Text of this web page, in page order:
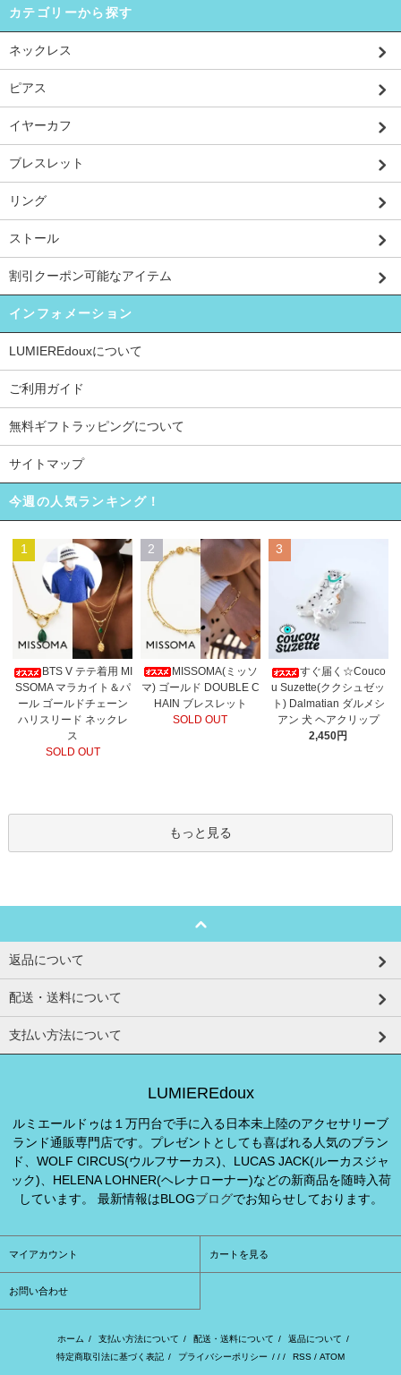
カテゴリーから探す
ネックレス
ピアス
イヤーカフ
ブレスレット
リング
ストール
割引クーポン可能なアイテム
インフォメーション
LUMIEREdouxについて
ご利用ガイド
無料ギフトラッピングについて
サイトマップ
今週の人気ランキング！
1
BTS V テテ着用 MI
SSOMA マラカイト＆パ
ール ゴールドチェーン
ハリスリード ネックレ
ス
SOLD OUT
2
MISSOMA(ミッソ
マ) ゴールド DOUBLE C
HAIN ブレスレット
SOLD OUT
3
すぐ届く☆Couco
u Suzette(ククシュゼッ
ト) Dalmatian ダルメシ
アン 犬 ヘアクリップ
2,450円
もっと見る
返品について
配送・送料について
支払い方法について
LUMIEREdoux
ルミエールドゥは１万円台で手に入る日本未上陸のアクセサリーブ
ランド通販専門店です。プレゼントとしても喜ばれる人気のブラン
ド、WOLF CIRCUS(ウルフサーカス)、LUCAS JACK(ルーカスジャ
ック)、HELENA LOHNER(ヘレナローナー)などの新商品を随時入荷
しています。 最新情報はBLOGブログでお知らせしております。
マイアカウント カートを見る
お問い合わせ
ホーム / 支払い方法について / 配送・送料について / 返品について /
特定商取引法に基づく表記 / プライバシーポリシー / / / RSS / ATOM